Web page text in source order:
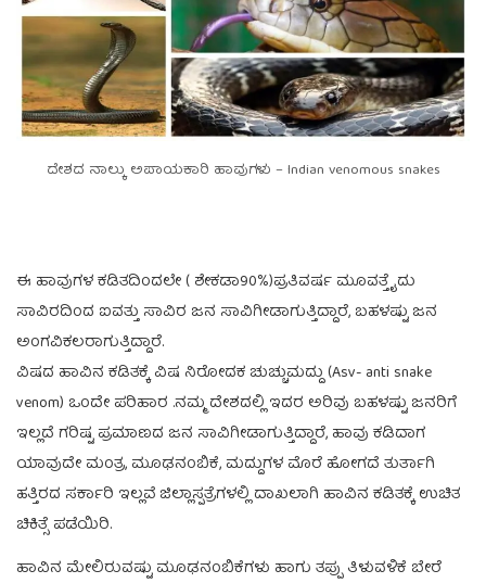
ದೇಶದ ನಾಲ್ಕು ಅಪಾಯಕಾರಿ ಹಾವುಗಳು – Indian venomous snakes
ಈ ಹಾವುಗಳ ಕಡಿತದಿಂದಲೇ ( ಶೇಕಡಾ90%)ಪ್ರತಿವರ್ಷ ಮೂವತ್ತೈದು
ಸಾವಿರದಿಂದ ಐವತ್ತು ಸಾವಿರ ಜನ ಸಾವಿಗೀಡಾಗುತ್ತಿದ್ದಾರೆ, ಬಹಳಷ್ಟು ಜನ
ಅಂಗವಿಕಲರಾಗುತ್ತಿದ್ದಾರೆ.
ವಿಷದ ಹಾವಿನ ಕಡಿತಕ್ಕೆ ವಿಷ ನಿರೋದಕ ಚುಚ್ಚುಮದ್ದು (Asv- anti snake
venom) ಒಂದೇ ಪರಿಹಾರ .ನಮ್ಮ ದೇಶದಲ್ಲಿ ಇದರ ಅರಿವು ಬಹಳಷ್ಟು ಜನರಿಗೆ
ಇಲ್ಲದೆ ಗರಿಷ್ಟ ಪ್ರಮಾಣದ ಜನ ಸಾವಿಗೀಡಾಗುತ್ತಿದ್ದಾರೆ, ಹಾವು ಕಡಿದಾಗ
ಯಾವುದೇ ಮಂತ್ರ, ಮೂಢನಂಬಿಕೆ, ಮದ್ದುಗಳ ಮೊರೆ ಹೋಗದೆ ತುರ್ತಾಗಿ
ಹತ್ತಿರದ ಸರ್ಕಾರಿ ಇಲ್ಲವೆ ಜಿಲ್ಲಾಸ್ಪತ್ರೆಗಳಲ್ಲಿ ದಾಖಲಾಗಿ ಹಾವಿನ ಕಡಿತಕ್ಕೆ ಉಚಿತ
ಚಿಕಿತ್ಸೆ ಪಡೆಯಿರಿ.
ಹಾವಿನ ಮೇಲಿರುವಷ್ಟು ಮೂಢನಂಬಿಕೆಗಳು ಹಾಗು ತಪ್ಪು ತಿಳುವಳಿಕೆ ಬೇರೆ